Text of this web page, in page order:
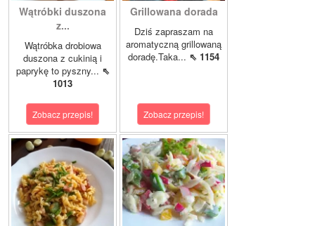
Wątróbki duszona
z...
Wątróbka drobiowa
duszona z cukinią i
paprykę to pyszny... ⇖
1013
Zobacz przepis!
Grillowana dorada
Dziś zapraszam na
aromatyczną grillowaną
doradę.Taka... ⇖ 1154
Zobacz przepis!